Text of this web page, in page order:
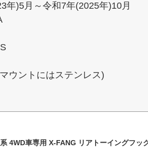
年)5月～令和7年(2025年)10月
ウントにはステンレス)
4WD車専用 X-FANG リアトーイングフッ